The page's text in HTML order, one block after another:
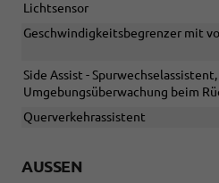
Lichtsensor
Geschwindigkeitsbegrenzer mit
Side Assist -
Umgebungsüberwachung beim
Querverkehrassistent
AUSSEN